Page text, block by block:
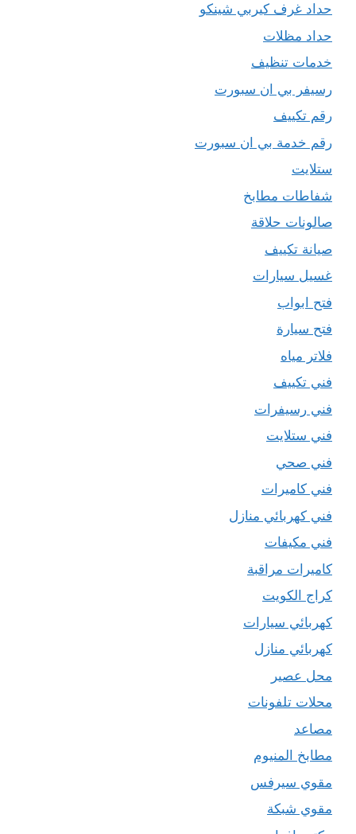
حداد غرف كيربي شينكو
حداد مظلات
خدمات تنظيف
رسيفر بي ان سبورت
رقم تكييف
رقم خدمة بي ان سبورت
ستلايت
شفاطات مطابخ
صالونات حلاقة
صيانة تكييف
غسيل سيارات
فتح ابواب
فتح سيارة
فلاتر مياه
فني تكييف
فني رسيفرات
فني ستلايت
فني صحي
فني كاميرات
فني كهربائي منازل
فني مكيفات
كاميرات مراقبة
كراج الكويت
كهربائي سيارات
كهربائي منازل
محل عصير
محلات تلفونات
مصاعد
مطابخ المنيوم
مقوي سيرفس
مقوي شبكة